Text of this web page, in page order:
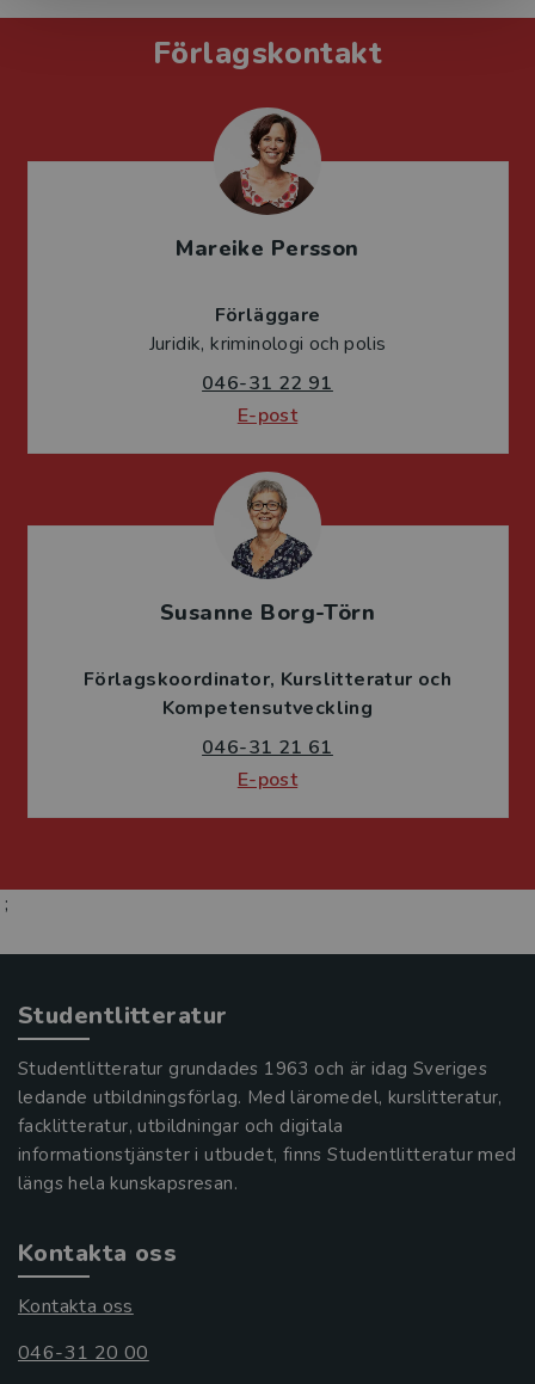
Förlagskontakt
Mareike Persson
Förläggare
Juridik, kriminologi och polis
046-31 22 91
E-post
Susanne Borg-Törn
Förlagskoordinator Kurslitteratur och
Kompetensutveckling
046-31 21 61
E-post
;
Studentlitteratur
Studentlitteratur grundades 1963 och är idag Sveriges
ledande utbildningsförlag. Med läromedel, kurslitteratur,
facklitteratur, utbildningar och digitala
informationstjänster i utbudet, finns Studentlitteratur med
längs hela kunskapsresan.
Kontakta oss
Kontakta oss
046-31 20 00